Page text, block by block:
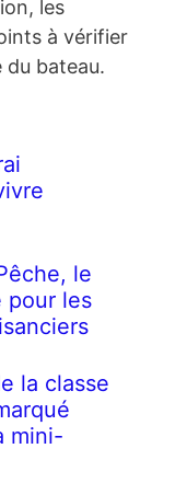
les
à vérifier
du bateau.
le
pour les
la classe
mini-